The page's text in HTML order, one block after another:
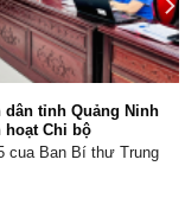
tỉnh Quảng Ninh
Chi bộ
cua Ban Bí thư Trung